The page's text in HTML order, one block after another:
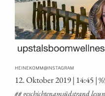
HEINEKOMM@INSTAGRAM
12. Okto­ber 2019 | 14:45 |
## geschich­tenam­süd­strand